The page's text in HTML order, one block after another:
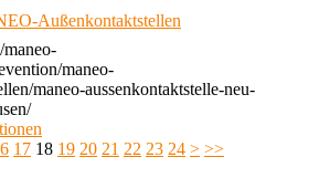
Außenkontaktstellen
maneo-
maneo-
maneo-aussenkontaktstelle-neu-
17 18 19 20 21 22 23 24 > >>